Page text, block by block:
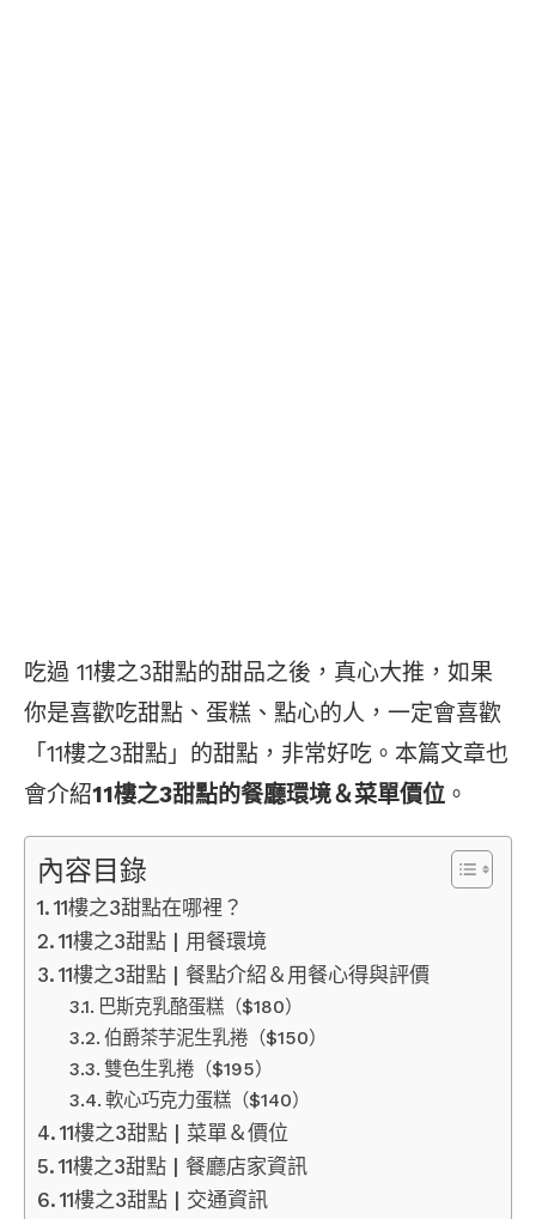
吃過 11樓之3甜點的甜品之後，真心大推，如果
你是喜歡吃甜點、蛋糕、點心的人，一定會喜歡
「11樓之3甜點」的甜點，非常好吃。本篇文章也
會介紹11樓之3甜點的餐廳環境＆菜單價位 。
內容目錄
11樓之3甜點在哪裡？
11樓之3甜點 | 用餐環境
11樓之3甜點 | 餐點介紹＆用餐心得與評價
巴斯克乳酪蛋糕（$180）
伯爵茶芋泥生乳捲（$150）
雙色生乳捲（$195）
軟心巧克力蛋糕（$140）
11樓之3甜點 | 菜單＆價位
11樓之3甜點 | 餐廳店家資訊
11樓之3甜點 | 交通資訊